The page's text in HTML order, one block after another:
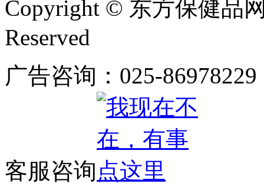
Copyright © 东方保健品
Reserved
广告咨询：025-
客服咨询